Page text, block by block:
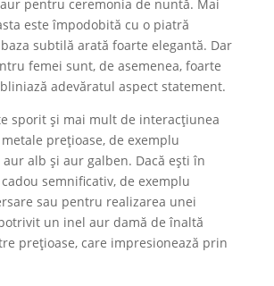
pentru ceremonia de nuntă. Mai
este împodobită cu o piatră
subtilă arată foarte elegantă. Dar
femei sunt, de asemenea, foarte
adevăratul aspect statement.
sporit și mai mult de interacțiunea
prețioase, de exemplu
alb și aur galben. Dacă ești în
semnificativ, de exemplu
sau pentru realizarea unei
un inel aur damă de înaltă
prețioase, care impresionează prin